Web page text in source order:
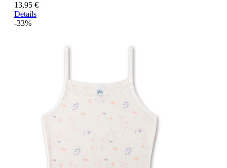
13,95 €
Details
-33%